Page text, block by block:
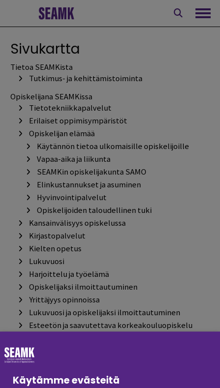
Sivukartta
Tietoa SEAMKista
Tutkimus- ja kehittämistoiminta
Opiskelijana SEAMKissa
Tietotekniikkapalvelut
Erilaiset oppimisympäristöt
Opiskelijan elämää
Käytännön tietoa ulkomaisille opiskelijoille
Vapaa-aika ja liikunta
SEAMKin opiskelijakunta SAMO
Elinkustannukset ja asuminen
Hyvinvointipalvelut
Opiskelijoiden taloudellinen tuki
Kansainvälisyys opiskelussa
Kirjastopalvelut
Kielten opetus
Lukuvuosi
Harjoittelu ja työelämä
Opiskelijaksi ilmoittautuminen
Yrittäjyys opinnoissa
Lukuvuosi ja opiskelijaksi ilmoittautuminen
Esteetön ja saavutettava korkeakouluopiskelu
Opiskelijan ohjaus- ja neuvontapalvelut
Opetussuunnitelmat
Käytämme evästeitä